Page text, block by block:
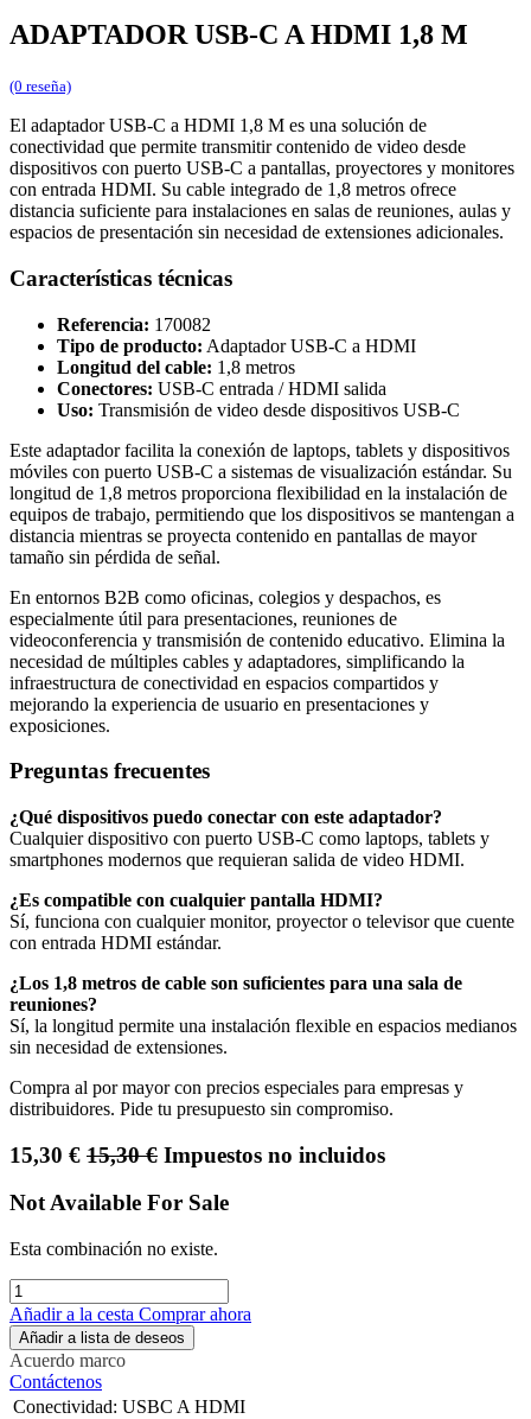
ADAPTADOR USB-C A HDMI 1,8 M
(0 reseña)
El adaptador USB-C a HDMI 1,8 M es una solución de
conectividad que permite transmitir contenido de video desde
dispositivos con puerto USB-C a pantallas, proyectores y monitores
con entrada HDMI. Su cable integrado de 1,8 metros ofrece
distancia suficiente para instalaciones en salas de reuniones, aulas y
espacios de presentación sin necesidad de extensiones adicionales.
Características técnicas
Referencia: 170082
Tipo de producto: Adaptador USB-C a HDMI
Longitud del cable: 1,8 metros
Conectores: USB-C entrada / HDMI salida
Uso: Transmisión de video desde dispositivos USB-C
Este adaptador facilita la conexión de laptops, tablets y dispositivos
móviles con puerto USB-C a sistemas de visualización estándar. Su
longitud de 1,8 metros proporciona flexibilidad en la instalación de
equipos de trabajo, permitiendo que los dispositivos se mantengan a
distancia mientras se proyecta contenido en pantallas de mayor
tamaño sin pérdida de señal.
En entornos B2B como oficinas, colegios y despachos, es
especialmente útil para presentaciones, reuniones de
videoconferencia y transmisión de contenido educativo. Elimina la
necesidad de múltiples cables y adaptadores, simplificando la
infraestructura de conectividad en espacios compartidos y
mejorando la experiencia de usuario en presentaciones y
exposiciones.
Preguntas frecuentes
¿Qué dispositivos puedo conectar con este adaptador?
Cualquier dispositivo con puerto USB-C como laptops, tablets y
smartphones modernos que requieran salida de video HDMI.
¿Es compatible con cualquier pantalla HDMI?
Sí, funciona con cualquier monitor, proyector o televisor que cuente
con entrada HDMI estándar.
¿Los 1,8 metros de cable son suficientes para una sala de
reuniones?
Sí, la longitud permite una instalación flexible en espacios medianos
sin necesidad de extensiones.
Compra al por mayor con precios especiales para empresas y
distribuidores. Pide tu presupuesto sin compromiso.
15,30 € 15,30€ Impuestos no incluidos
Not Available For Sale
Esta combinación no existe.
Añadir a la cesta Comprar ahora
Añadir a lista de deseos
Acuerdo marco
Contáctenos
Conectividad: USBC A HDMI